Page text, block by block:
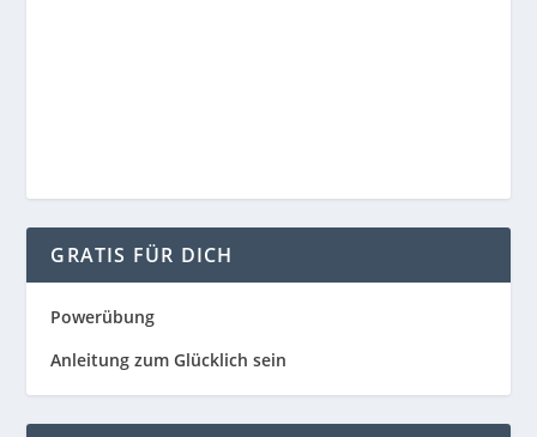
GRATIS FÜR DICH
Powerübung
Anleitung zum Glücklich sein